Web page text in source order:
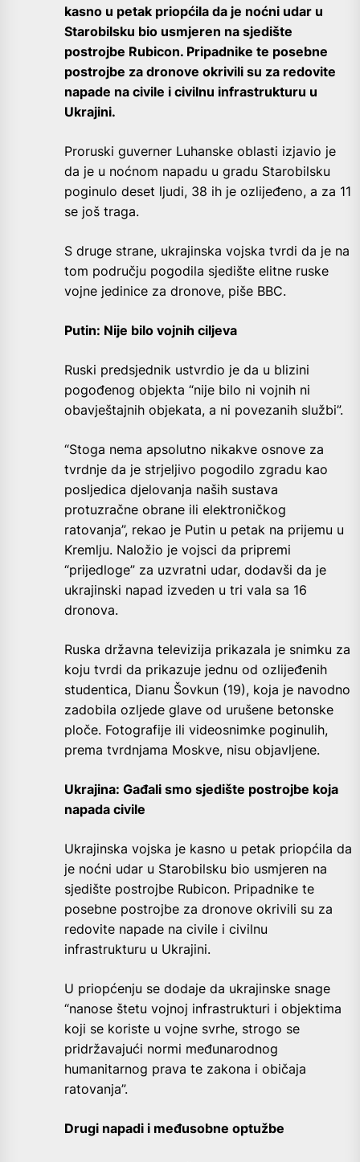
kasno u petak priopćila da je noćni udar u
Starobilsku bio usmjeren na sjedište
postrojbe Rubicon. Pripadnike te posebne
postrojbe za dronove okrivili su za redovite
napade na civile i civilnu infrastrukturu u
Ukrajini.
Proruski guverner Luhanske oblasti izjavio je
da je u noćnom napadu u gradu Starobilsku
poginulo deset ljudi, 38 ih je ozlijeđeno, a za 11
se još traga.
S druge strane, ukrajinska vojska tvrdi da je na
tom području pogodila sjedište elitne ruske
vojne jedinice za dronove, piše BBC.
Putin: Nije bilo vojnih ciljeva
Ruski predsjednik ustvrdio je da u blizini
pogođenog objekta “nije bilo ni vojnih ni
obavještajnih objekata, a ni povezanih službi”.
“Stoga nema apsolutno nikakve osnove za
tvrdnje da je strjeljivo pogodilo zgradu kao
posljedica djelovanja naših sustava
protuzračne obrane ili elektroničkog
ratovanja”, rekao je Putin u petak na prijemu u
Kremlju. Naložio je vojsci da pripremi
“prijedloge” za uzvratni udar, dodavši da je
ukrajinski napad izveden u tri vala sa 16
dronova.
Ruska državna televizija prikazala je snimku za
koju tvrdi da prikazuje jednu od ozlijeđenih
studentica, Dianu Šovkun (19), koja je navodno
zadobila ozljede glave od urušene betonske
ploče. Fotografije ili videosnimke poginulih,
prema tvrdnjama Moskve, nisu objavljene.
Ukrajina: Gađali smo sjedište postrojbe koja
napada civile
Ukrajinska vojska je kasno u petak priopćila da
je noćni udar u Starobilsku bio usmjeren na
sjedište postrojbe Rubicon. Pripadnike te
posebne postrojbe za dronove okrivili su za
redovite napade na civile i civilnu
infrastrukturu u Ukrajini.
U priopćenju se dodaje da ukrajinske snage
“nanose štetu vojnoj infrastrukturi i objektima
koji se koriste u vojne svrhe, strogo se
pridržavajući normi međunarodnog
humanitarnog prava te zakona i običaja
ratovanja”.
Drugi napadi i međusobne optužbe